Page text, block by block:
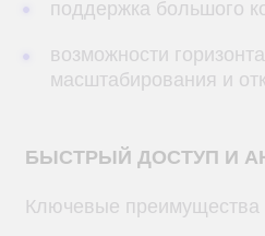
одновременная работа
пользователей
на хранение данных
аппаратные средства